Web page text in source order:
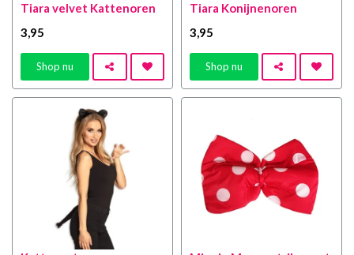
Tiara velvet Kattenoren
3,95
Shop nu
Tiara Konijnenoren
3,95
Shop nu